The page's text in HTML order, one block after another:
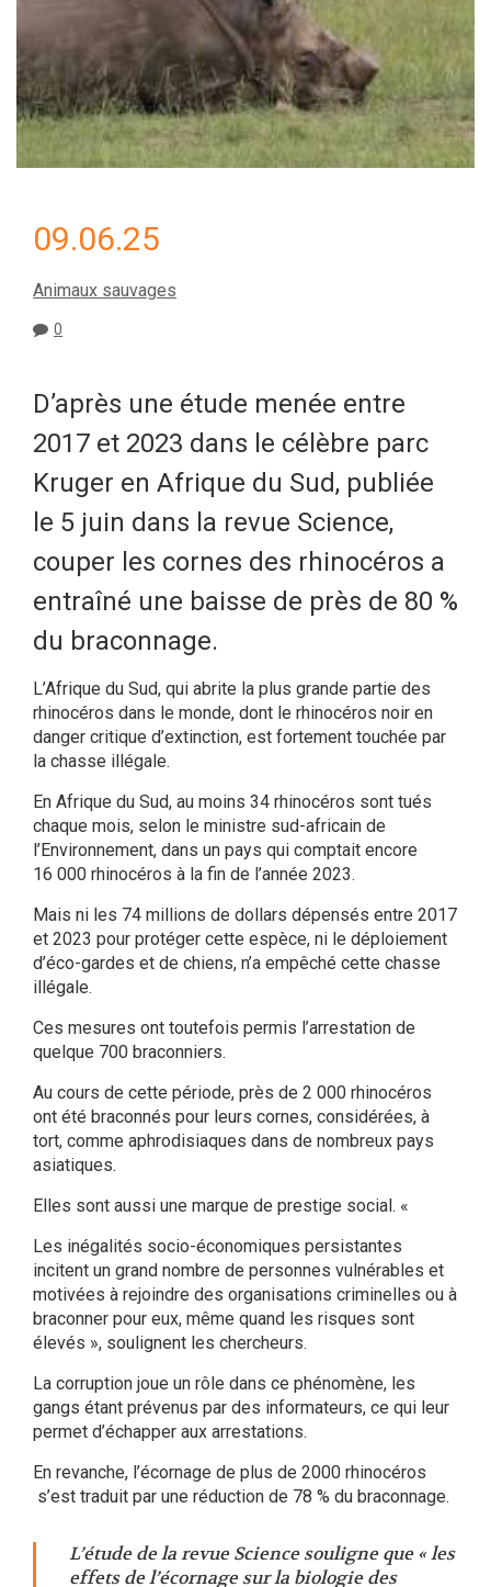
09.06.25
Animaux sauvages
0
D’après une étude menée entre
2017 et 2023 dans le célèbre parc
Kruger en Afrique du Sud, publiée
le 5 juin dans la revue Science,
couper les cornes des rhinocéros a
entraîné une baisse de près de 80 %
du braconnage.
L’Afrique du Sud, qui abrite la plus grande partie des
rhinocéros dans le monde, dont le rhinocéros noir en
danger critique d’extinction, est fortement touchée par
la chasse illégale.
En Afrique du Sud, au moins 34 rhinocéros sont tués
chaque mois, selon le ministre sud-africain de
l’Environnement, dans un pays qui comptait encore
16 000 rhinocéros à la fin de l’année 2023.
Mais ni les 74 millions de dollars dépensés entre 2017
et 2023 pour protéger cette espèce, ni le déploiement
d’éco-gardes et de chiens, n’a empêché cette chasse
illégale.
Ces mesures ont toutefois permis l’arrestation de
quelque 700 braconniers.
Au cours de cette période, près de 2 000 rhinocéros
ont été braconnés pour leurs cornes, considérées, à
tort, comme aphrodisiaques dans de nombreux pays
asiatiques.
Elles sont aussi une marque de prestige social. «
Les inégalités socio-économiques persistantes
incitent un grand nombre de personnes vulnérables et
motivées à rejoindre des organisations criminelles ou à
braconner pour eux, même quand les risques sont
élevés », soulignent les chercheurs.
La corruption joue un rôle dans ce phénomène, les
gangs étant prévenus par des informateurs, ce qui leur
permet d’échapper aux arrestations.
En revanche, l’écornage de plus de 2000 rhinocéros
s’est traduit par une réduction de 78 % du braconnage.
L’étude de la revue Science souligne que « les
effets de l’écornage sur la biologie des